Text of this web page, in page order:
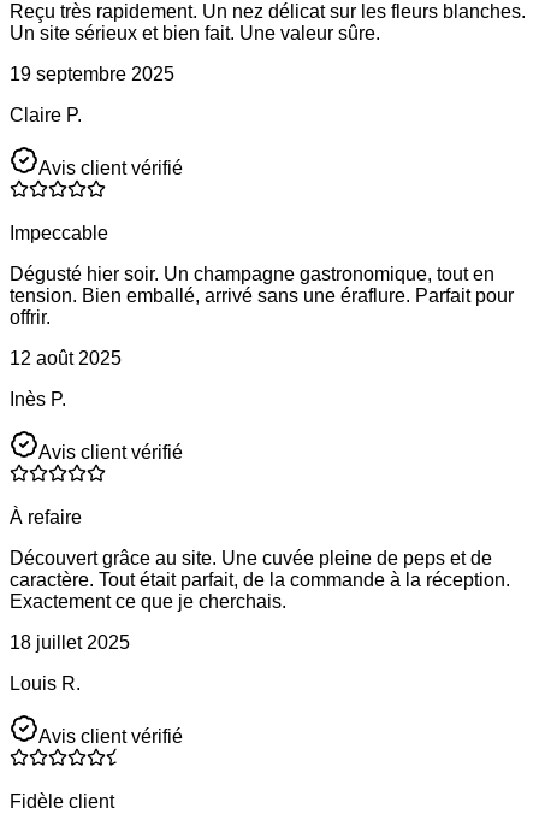
Reçu très rapidement. Un nez délicat sur les fleurs blanches.
Un site sérieux et bien fait. Une valeur sûre.
19 septembre 2025
Claire P.
Avis client vérifié
Impeccable
Dégusté hier soir. Un champagne gastronomique, tout en
tension. Bien emballé, arrivé sans une éraflure. Parfait pour
offrir.
12 août 2025
Inès P.
Avis client vérifié
À refaire
Découvert grâce au site. Une cuvée pleine de peps et de
caractère. Tout était parfait, de la commande à la réception.
Exactement ce que je cherchais.
18 juillet 2025
Louis R.
Avis client vérifié
Fidèle client